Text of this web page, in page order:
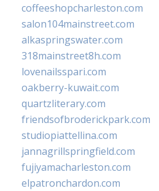
coffeeshopcharleston.com
salon104mainstreet.com
alkaspringswater.com
318mainstreet8h.com
lovenailsspari.com
oakberry-kuwait.com
quartzliterary.com
friendsofbroderickpark.com
studiopiattellina.com
jannagrillspringfield.com
fujiyamacharleston.com
elpatronchardon.com